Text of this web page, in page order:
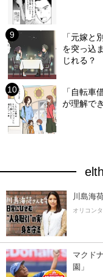
「元嫁と
を突っ込
じれる？
「自転車
が理解で
川島海
オリコン
マクド
園」